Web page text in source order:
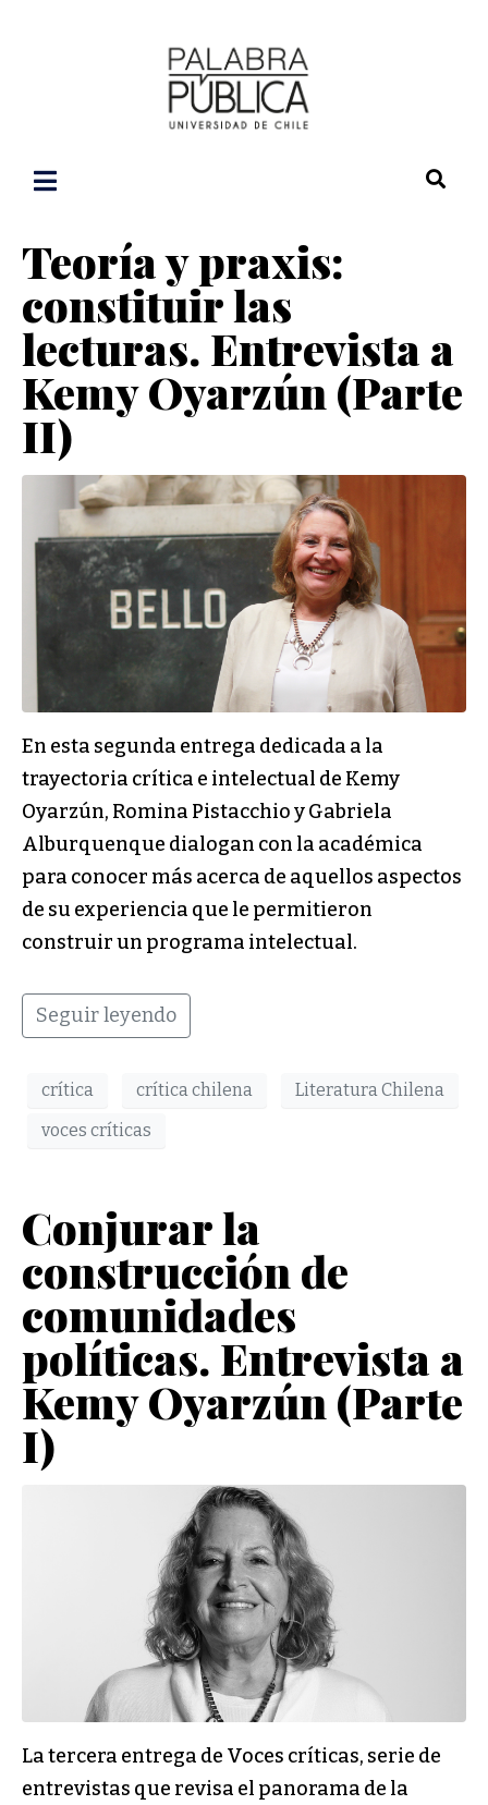
Teoría y praxis:
constituir las
lecturas. Entrevista a
Kemy Oyarzún (Parte
II)
En esta segunda entrega dedicada a la
trayectoria crítica e intelectual de Kemy
Oyarzún, Romina Pistacchio y Gabriela
Alburquenque dialogan con la académica
para conocer más acerca de aquellos aspectos
de su experiencia que le permitieron
construir un programa intelectual.
Seguir leyendo
crítica crítica chilena
Literatura Chilena
voces críticas
Conjurar la
construcción de
comunidades
políticas. Entrevista a
Kemy Oyarzún (Parte
I)
La tercera entrega de Voces críticas, serie de
entrevistas que revisa el panorama de la